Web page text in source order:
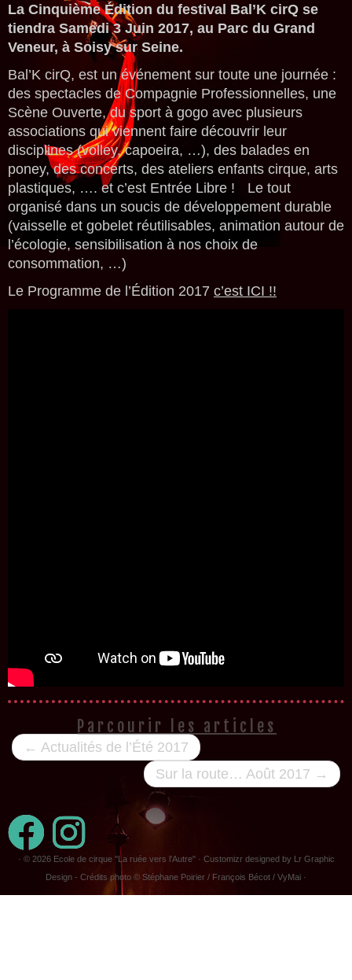
La Cinquième Édition du festival Bal’K cirQ se
tiendra Samedi 3 Juin 2017, au Parc du Grand
Veneur, à Soisy sur Seine.
Bal’K cirQ, est un événement sur toute une journée :
des spectacles de Compagnie Professionnelles, une
Scène Ouverte, du sport à gogo avec plusieurs
associations qui viennent faire découvrir leur
disciplines (volley, capoeira, …), des balades en
poney, des concerts, des ateliers enfants cirque, arts
plastiques, …. et c’est Entrée Libre ! Le tout
organisé dans un soucis de développement durable
(vaisselle et gobelet réutilisables, animation autour de
l’écologie, sensibilisation à nos choix de
consommation, …)
Le Programme de l’Édition 2017 c’est ICI !!
Parcourir les articles
← Actualités de l’Été 2017
Sur la route… Août 2017 →
· © 2026 Ecole de cirque "La ruée vers l'Autre"· Customizr designed by Lr Graphic
Design - Crédits photo © Stéphane Poirier / François Bécot / VyMai ·